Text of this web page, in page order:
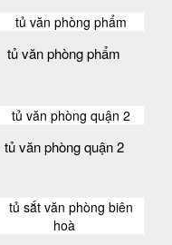
tủ văn phòng phẩm
tủ văn phòng quận 2